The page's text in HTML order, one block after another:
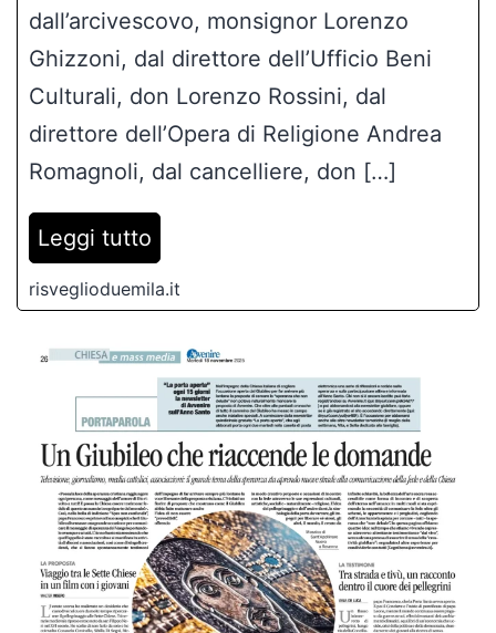
Romagnoli, dal cancelliere, don […]
Leggi tutto
risveglioduemila.it